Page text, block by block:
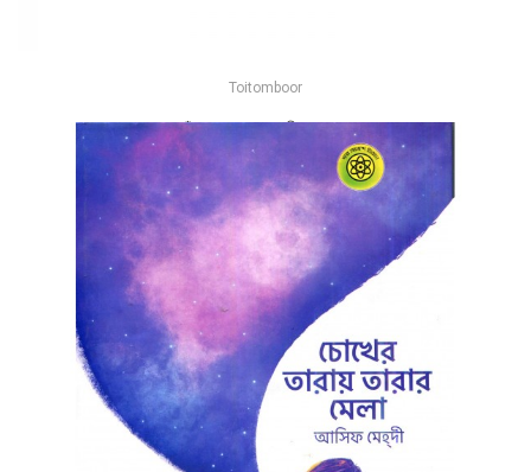
Toitomboor
চাঁদ মামার কথা - নাসরীন আক্তার
-25%